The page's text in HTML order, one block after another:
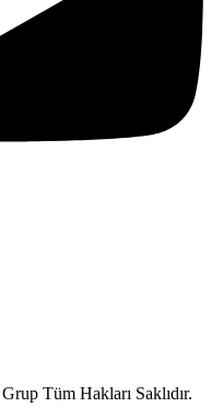
Tüm Hakları Saklıdır.